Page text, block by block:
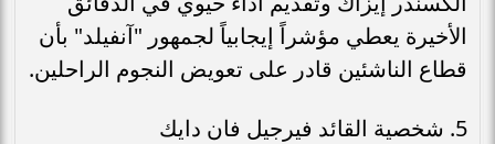
الأخيرة يعطي مؤشراً إيجابياً لجمهور "آنفيلد" بأن
قطاع الناشئين قادر على تعويض النجوم الراحلين.
5. شخصية القائد فيرجيل فان دايك